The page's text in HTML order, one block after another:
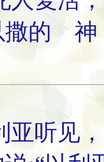
的 神
亚听见